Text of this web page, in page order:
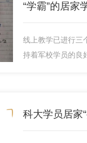
“学霸”的居家
线上教学已进行三
持着军校学员的良
科大学员居家